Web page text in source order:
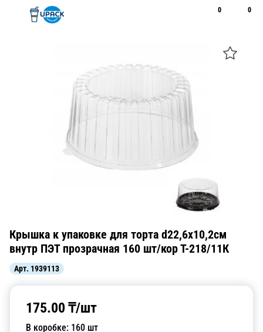
0 0
Крышка к упаковке для торта d22,6х10,2см
внутр ПЭТ прозрачная 160 шт/кор Т-218/11К
Арт. 1939113
175.00 ₸/шт
В коробке: 160 шт